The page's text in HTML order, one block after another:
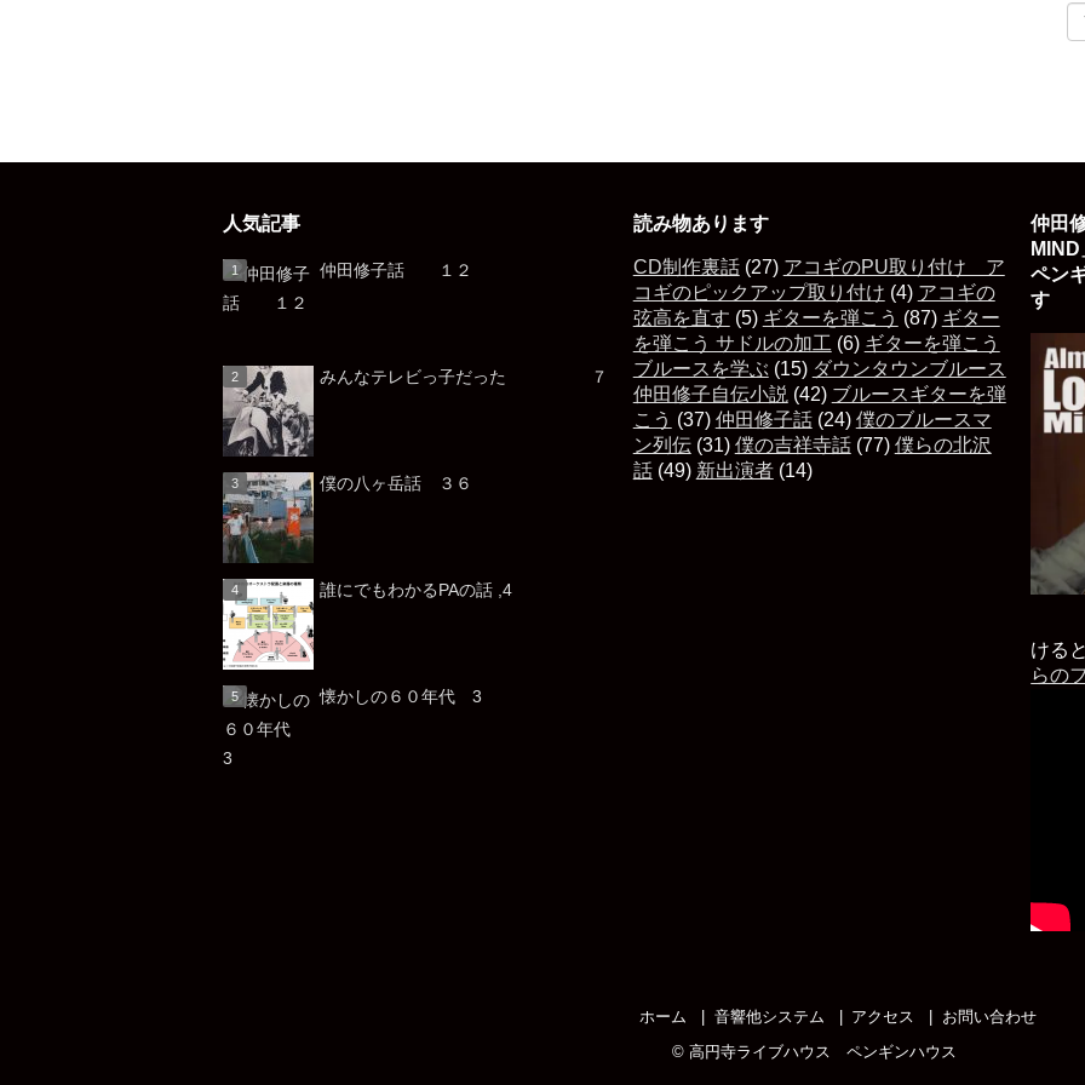
人気記事
仲田修子話 １２
みんなテレビっ子だった ７
僕の八ヶ岳話 ３６
誰にでもわかるPAの話 ,4
懐かしの６０年代 3
読み物あります
CD制作裏話(27) アコギのPU取り付け ア
コギのピックアップ取り付け (4) アコギの
弦高を直す (5) ギターを弾こう (87) ギター
を弾こう サドルの加工 (6) ギターを弾こう
ブルースを学ぶ (15) ダウンタウンブルース
仲田修子自伝小説 (42) ブルースギターを弾
こう (37) 仲田修子話(24) 僕のブルースマ
ン列伝(31) 僕の吉祥寺話(77) 僕らの北沢
話(49) 新出演者(14)
仲田
MIND
ペン
す
ける
らの
ホーム 音響他システム アクセス
お問い合わせ
© 高円寺ライブハウス ペンギンハウス